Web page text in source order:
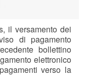
il versamento dei
di pagamento
bollettino
elettronico
verso la